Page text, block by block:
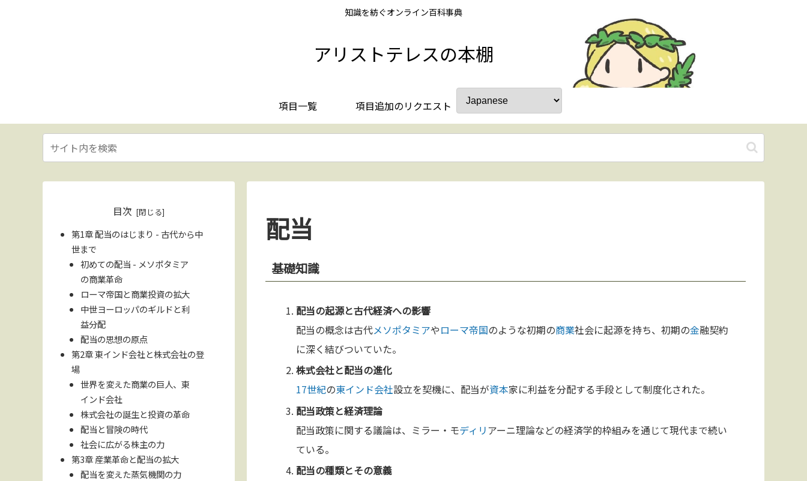
知識を紡ぐオンライン百科事典
アリストテレスの本棚
項目一覧 項目追加のリクエスト
配当
基礎知識
配当の起源と古代経済への影響
配当の概念は古代メソポタミアやローマ帝国のような初期の商業社会に起源を持ち、初期の金融契約
に深く結びついていた。
株式会社と配当の進化
17世紀の東インド会社設立を契機に、配当が資本家に利益を分配する手段として制度化された。
配当政策と経済理論
配当政策に関する議論は、ミラー・モディリアーニ理論などの経済学的枠組みを通じて現代まで続い
ている。
配当の種類とその意義
目次
第1章 配当のはじまり - 古代から中
世まで
初めての配当 - メソポタミア
の商業革命
ローマ帝国と商業投資の拡大
中世ヨーロッパのギルドと利
益分配
配当の思想の原点
第2章 東インド会社と株式会社の登
場
世界を変えた商業の巨人、東
インド会社
株式会社の誕生と投資の革命
配当と冒険の時代
社会に広がる株主の力
第3章 産業革命と配当の拡大
配当を変えた蒸気機関の力